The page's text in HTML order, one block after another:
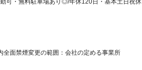
可・無料駐車場あり◎/年休120日・基本土日祝休
全面禁煙変更の範囲：会社の定める事業所